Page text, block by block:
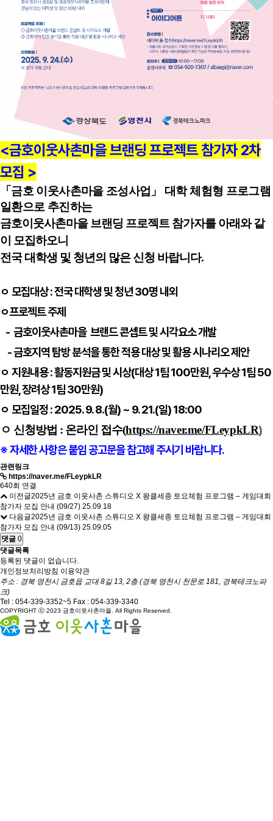
<금호이웃사촌마을 브랜딩 프로젝트 참가자 2차
모집 >
「금호 이웃사촌마을 조성사업」 대학 체험형 프로그램
일환으로 추진하는
금호이웃사촌마을 브랜딩 프로젝트 참가자를 아래와 같
이 모집하오니
전국 대학생 및 청년의 많은 신청 바랍니다.
ㅇ 모집대상: 전국 대학생 및 청년 30명 내외
ㅇ프로젝트 주제
- 금호이웃사촌마을 브랜드 콘셉트 및 시각요소 개발
- 금호지역 탐방 분석을 통한 적용 대상 및 활용 시나리오 제안
ㅇ 지원내용: 활동지원금 및 시상(대상 1팀 100만원, 우수상 1팀 50
만원, 장려상 1팀 30만원)
ㅇ 모집일정: 2025. 9. 8.(월) ~ 9. 21.(일) 18:00
ㅇ 신청방법 : 온라인 접수(https://naver.me/FLeypkLR)
※ 자세한사항은붙임 공고문을참고해 주시기 바랍니다.
관련링크
https://naver.me/FLeypkLR
640회 연결
이전글2025년 금호 이웃사촌 스튜디오 X 왕클세종 토요체험 프로그램 – 게임대회
참가자 모집 안내 (09/27) 25.09.18
다음글2025년 금호 이웃사촌 스튜디오 X 왕클세종 토요체험 프로그램 – 게임대회
참가자 모집 안내 (09/13) 25.09.05
댓글 0
댓글목록
등록된 댓글이 없습니다.
개인정보처리방침 이용약관
주소 : 경북 영천시 금호읍 교대 8길 13, 2층 (경북 영천시 천문로 181, 경북테크노파
크)
Tel : 054-339-3352~5 Fax : 054-339-3340
COPYRIGHT ⓒ 2023 금호이웃사촌마을. All Rights Reserved.